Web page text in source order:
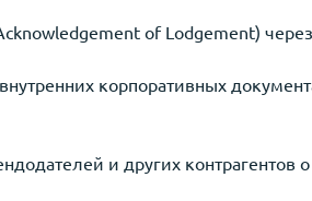
of Lodgement)
корпоративных
и других контрагентов